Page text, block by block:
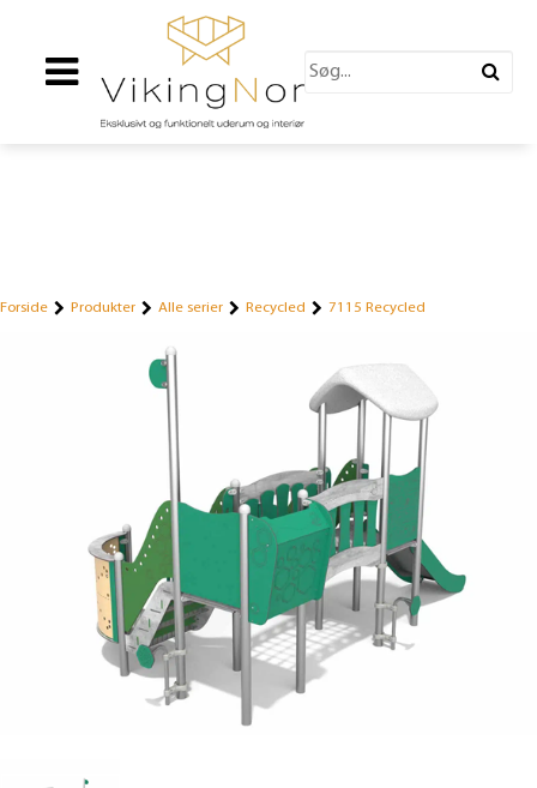
Forside Produkter Alle serier Recycled 7115 Recycled